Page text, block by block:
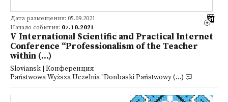
Дата размещения: 05.09.2021
Начало события: 07.10.2021
V International Scientific and Practical Internet
Conference “Professionalism of the Teacher
within (...)
Sloviansk | Конференция
Państwowa Wyższa Uczelnia "Donbaski Państwowy (...)